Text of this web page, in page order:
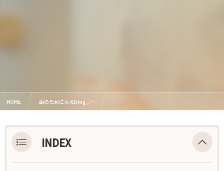
HOME 歯のためになるblog , …
INDEX